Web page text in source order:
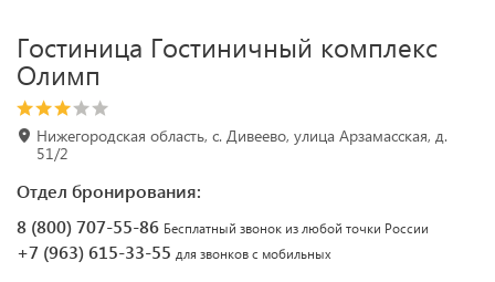
Гостиница Гостиничный комплекс
Олимп
Нижегородская область, с. Дивеево, улица Арзамасская, д.
51/2
Отдел бронирования:
8 (800) 707-55-86 Бесплатный звонок из любой точки России
+7 (963) 615-33-55 для звонков с мобильных